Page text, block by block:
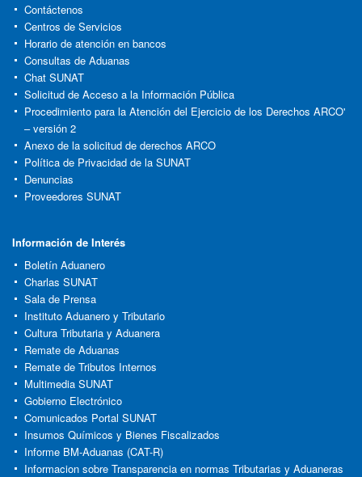
Contáctenos
Centros de Servicios
Horario de atención en bancos
Consultas de Aduanas
Chat SUNAT
Solicitud de Acceso a la Información Pública
Procedimiento para la Atención del Ejercicio de los Derechos ARCO'
– versión 2
Anexo de la solicitud de derechos ARCO
Política de Privacidad de la SUNAT
Denuncias
Proveedores SUNAT
Información de Interés
Boletín Aduanero
Charlas SUNAT
Sala de Prensa
Instituto Aduanero y Tributario
Cultura Tributaria y Aduanera
Remate de Aduanas
Remate de Tributos Internos
Multimedia SUNAT
Gobierno Electrónico
Comunicados Portal SUNAT
Insumos Químicos y Bienes Fiscalizados
Informe BM-Aduanas (CAT-R)
Informacion sobre Transparencia en normas Tributarias y Aduaneras